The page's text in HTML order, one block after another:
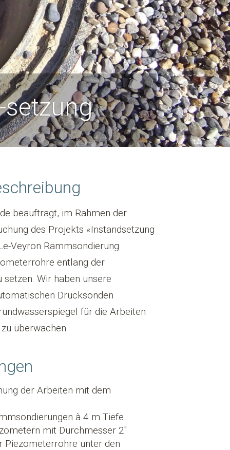
beauftragt, im Rahmen der
des Projekts «Instandsetzung
Veyron Rammsondierung
entlang der
Wir haben unsere
Drucksonden
für die Arbeiten
überwachen.
der Arbeiten mit dem
à 4 m Tiefe
mit Durchmesser 2″
Piezometerrohre unter den